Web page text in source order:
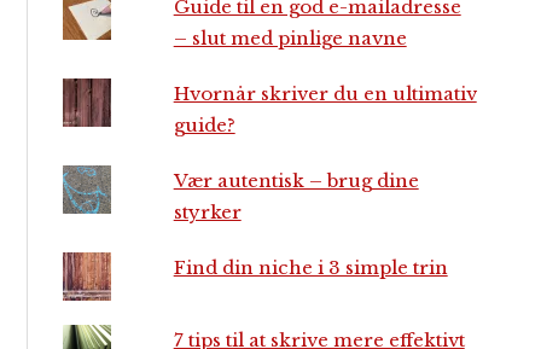
Guide til en god e-mailadresse
– slut med pinlige navne
Hvornår skriver du en ultimativ
guide?
Vær autentisk – brug dine
styrker
Find din niche i 3 simple trin
7 tips til at skrive mere effektivt